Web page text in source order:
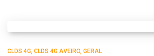
CLDS 4G CLDS 4G AVEIRO GERAL